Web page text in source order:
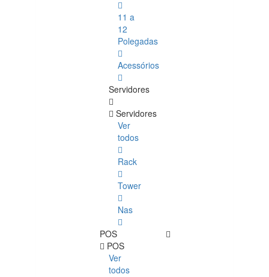
11 a
12
Polegadas
Acessórios
Servidores
Servidores
Ver
todos
Rack
Tower
Nas
POS
POS
Ver
todos